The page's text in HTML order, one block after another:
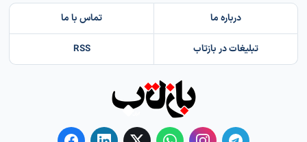
درباره ما تماس با ما
تبلیغات در بازتاب RSS